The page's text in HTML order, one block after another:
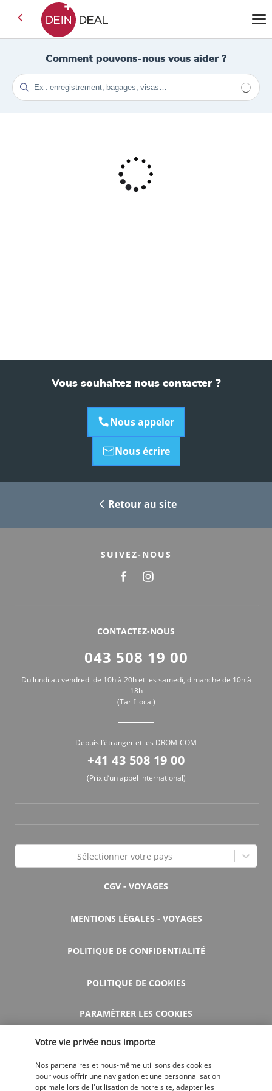
Comment pouvons-nous vous aider ?
Vous souhaitez nous contacter ?
Nous appeler
Nous écrire
Retour au site
SUIVEZ-NOUS
CONTACTEZ-NOUS
043 508 19 00
Du lundi au vendredi de 10h à 20h et les samedi, dimanche de 10h à
18h
(Tarif local)
Depuis l’étranger et les DROM-COM
+41 43 508 19 00
(Prix d’un appel international)
Sélectionner votre pays
CGV - VOYAGES
MENTIONS LÉGALES - VOYAGES
POLITIQUE DE CONFIDENTIALITÉ
POLITIQUE DE COOKIES
PARAMÉTRER LES COOKIES
AIDE ET CONTACT
Votre vie privée nous importe
Nos partenaires et nous-même utilisons des cookies
pour vous offrir une navigation et une personnalisation
optimale lors de l'utilisation de notre site, adapter les